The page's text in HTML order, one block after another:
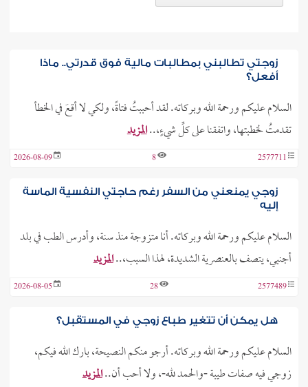
زوجتي تطالبني بمطالبات مالية فوق قدرتي.. ماذا
أفعل؟
السلام عليكم ورحمة الله وبركاته. لقد أحببتُ فتاةً، ولكي لا أقعَ في الخطأ
تقدمتُ لخطبتها، واتفقنا على كلِّ شيءٍ،..المزيد
2577711
8
2026-08-09
زوجي يمنعني من السفر رغم حاجتي النفسية الماسة
إليه
السلام عليكم ورحمة الله وبركاته. أنا متزوجة منذ سنة، وأدرس الطب في بلد
أجنبي، يتصف بالعنصرية الشديدة، لهذا السبب،..المزيد
2577489
28
2026-08-05
هل يمكن أن تتغير طباع زوجي في المستقبل؟
السلام عليكم ورحمة الله وبركاته. أرجو منكم النصيحة، بارك الله فيكم،
زوجي فيه صفات طيبة -والحمد لله-، ولا أحب أن..المزيد